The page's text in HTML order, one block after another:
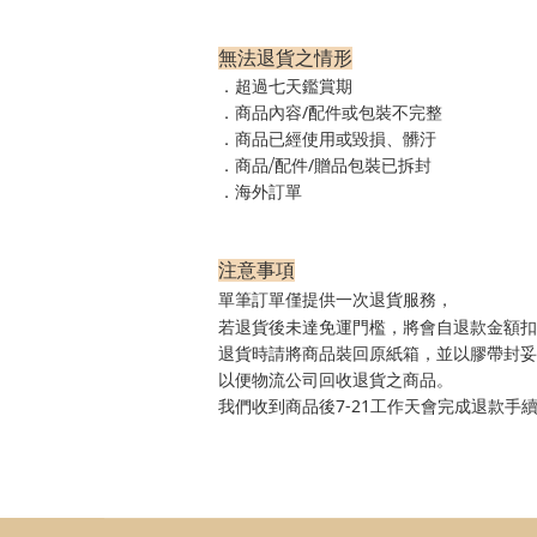
無法退貨之情形
． 超過七天鑑賞期
． 商品內容/配件或包裝不完整
． 商品已經使用或毀損、髒汙
．商品/配件/贈品包裝已拆封
． 海外訂單
注意事項
單筆訂單僅提供一次退貨服務，
若退貨後未達免運門檻，將會自退款金額
退貨時請將商品裝回原紙箱，並以膠帶封妥
以便物流公司回收退貨之商品。
我們收到商品後7-21工作天會完成退款手續